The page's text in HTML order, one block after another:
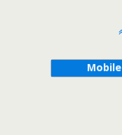
Mobile